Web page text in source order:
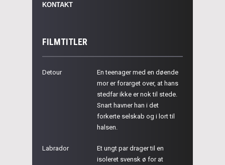
KONTAKT
FILMTITLER
Detour
En teenager med en døende
mor er forarget over, at hans
stedfar ikke er nok til stede.
Snart havner han i det
forkerte selskab og i lort til
halsen.
Labrador
Et ungt par drager til en
isoleret svensk ø for at